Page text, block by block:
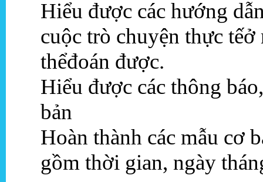
Hiểu được các hướng
cuộc trò chuyện thực
thểđoán được.
Hiểu được các thông
bản
Hoàn thành các mẫu cơ
gồm thời gian, ngày